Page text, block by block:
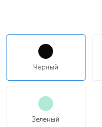
Черный
Зеленый